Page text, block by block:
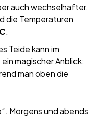
auch wechselhafter.
die Temperaturen
.
Teide kann im
magischer Anblick:
man oben die
Morgens und abends